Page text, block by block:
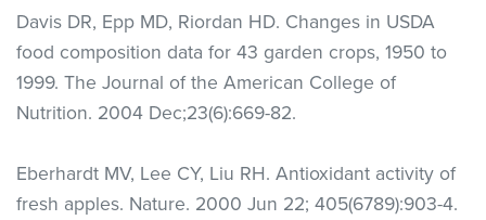
Davis DR, Epp MD, Riordan HD. Changes in USDA
food composition data for 43 garden crops, 1950 to
1999. The Journal of the American College of
Nutrition. 2004 Dec;23(6):669-82.
Eberhardt MV, Lee CY, Liu RH. Antioxidant activity of
fresh apples. Nature. 2000 Jun 22; 405(6789):903-4.